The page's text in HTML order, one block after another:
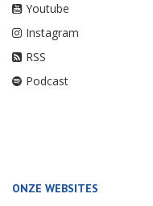
Youtube
Instagram
RSS
Podcast
ONZE WEBSITES